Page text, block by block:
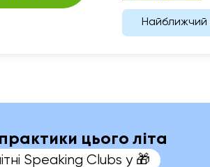
Найближчий
цього літа
Speaking Clubs у 🎁